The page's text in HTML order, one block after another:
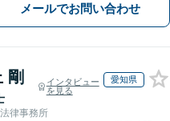
メールでお問い合わせ
剛
インタビュー
を見る
愛知県
律事務所